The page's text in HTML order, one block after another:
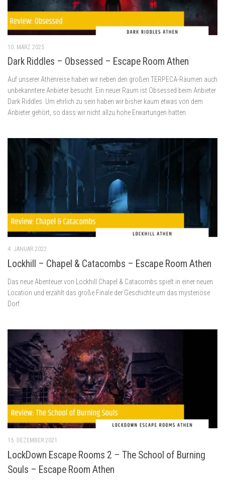
10. MÄRZ 2025
Dark Riddles – Obsessed – Escape Room Athen
Auf unserer Athenreise haben wir neben den großen TERPECA-Räumen auch
unbekanntere Anbieter besucht. Ein neuer Raum ist Obsessed beim Anbieter
Dark Riddles. Um ehrlich zu sein haben wir bisher kaum etwas von dem
Anbieter gehört, so dass wir nicht allzu hohe Erwartungen hatten.
4. JANUAR 2022
Lockhill – Chapel & Catacombs – Escape Room Athen
Das neue Abenteuer von Lockhill Chapel & Catacombs spielt in einer neuen
Location und erzählt das große Finale der Geschichte um das mysteriöse
Dorf.
15. DEZEMBER 2021
LockDown Escape Rooms 2 – The School of Burning
Souls – Escape Room Athen